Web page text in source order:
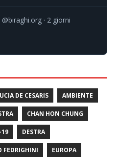
@biraghi.org 2 giorni
DE CESARIS AMBIENTE
CHAN HON CHUNG
19 DESTRA
FEDRIGHINI EUROPA